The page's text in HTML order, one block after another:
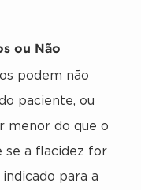
ou Não
podem não
paciente, ou
menor do que o
se a flacidez for
para a